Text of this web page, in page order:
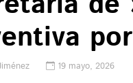
19 mayo, 2026